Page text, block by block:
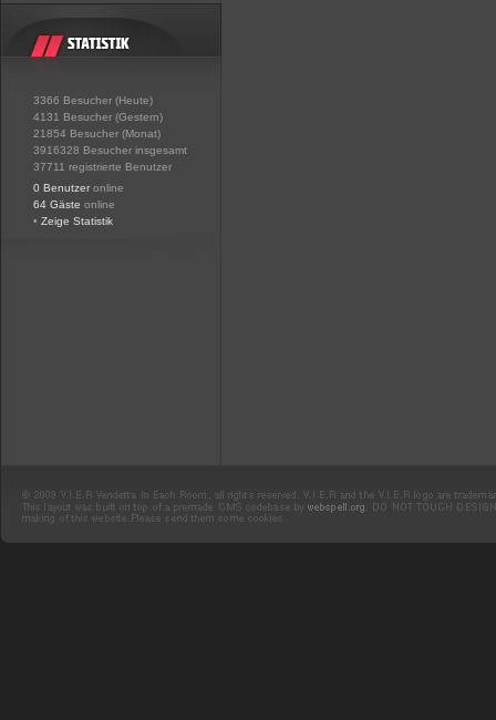
3366 Besucher (Heute)
4131 Besucher (Gestern)
21854 Besucher (Monat)
3916328 Besucher insgesamt
37711 registrierte Benutzer
0 Benutzer online
64 Gäste online
• Zeige Statistik